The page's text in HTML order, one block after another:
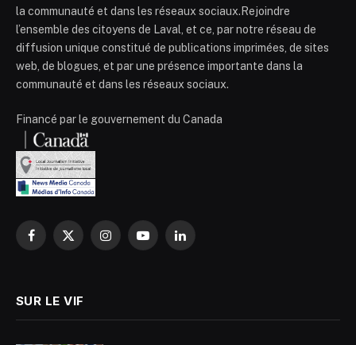
la communauté et dans les réseaux sociaux.Rejoindre
l’ensemble des citoyens de Laval, et ce, par notre réseau de
diffusion unique constitué de publications imprimées, de sites
web, de blogues, et par une présence importante dans la
communauté et dans les réseaux sociaux.
Financé par le gouvernement du Canada
Facebook
X
InstagramYouTubeLinkedIn
SUR LE VIF